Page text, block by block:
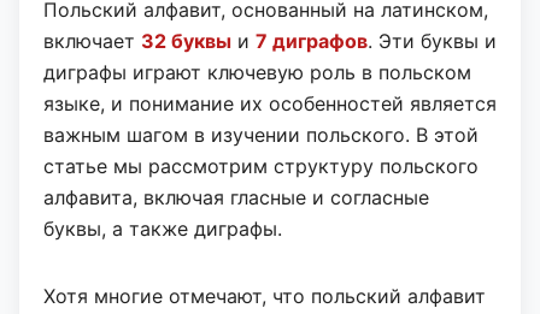
Польский алфавит, основанный на латинском,
включает 32 буквы и 7 диграфов. Эти буквы и
диграфы играют ключевую роль в польском
языке, и понимание их особенностей является
важным шагом в изучении польского. В этой
статье мы рассмотрим структуру польского
алфавита, включая гласные и согласные
буквы, а также диграфы.
Хотя многие отмечают, что польский алфавит